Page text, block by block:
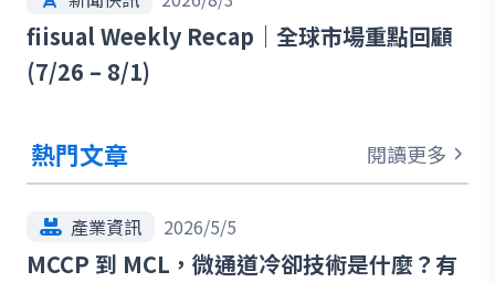
fiisual Weekly Recap｜全球市場重點回顧
(7/26 – 8/1)
熱門文章 閱讀更多
產業資訊 2026/5/5
MCCP 到 MCL，微通道冷卻技術是什麼？有